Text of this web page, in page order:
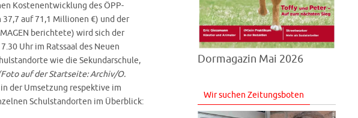
Kostenentwicklung des ÖPP-
auf 71,1 Millionen €) und der
berichtete) wird sich der
Uhr im Ratssaal des Neuen
wie die Sekundarschule,
auf der Startseite: Archiv/O.
der Umsetzung respektive im
Schulstandorten im Überblick:
Dormagazin Mai 2026
Wir suchen Zeitungsboten